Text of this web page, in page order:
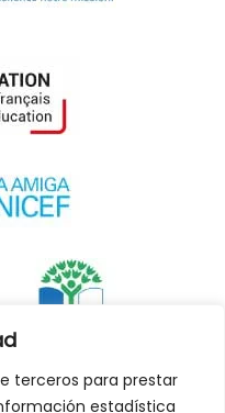
terceros para prestar
estadística